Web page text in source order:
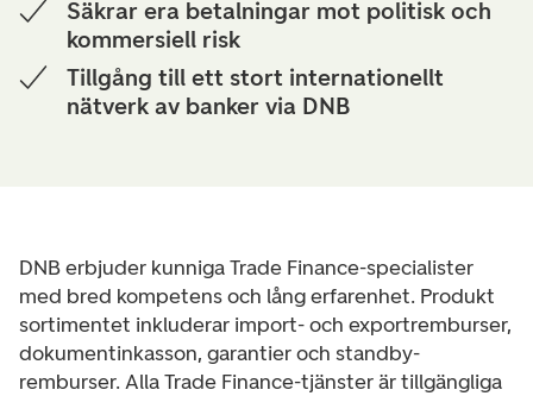
Säkrar era betalningar mot politisk och
kommersiell risk
Tillgång till ett stort internationellt
nätverk av banker via DNB
DNB erbjuder kunniga Trade Finance-specialister
med bred kompetens och lång erfarenhet. Produkt​
sortimentet inkluderar import- och exportremburser,
dokumentinkasson, garantier och standby-
remburser. Alla Trade Finance-​tjänster är tillgängliga